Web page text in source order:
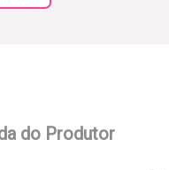
do Produtor